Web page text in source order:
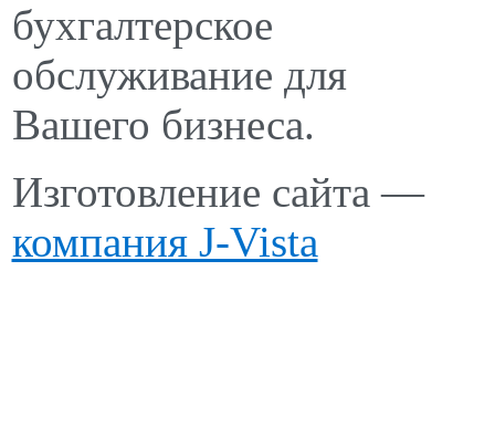
бухгалтерское
обслуживание для
Вашего бизнеса.
Изготовление сайта —
компания J-Vista